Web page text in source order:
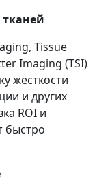
Tissue
Imaging (TSI)
жёсткости
и других
ROI и
быстро